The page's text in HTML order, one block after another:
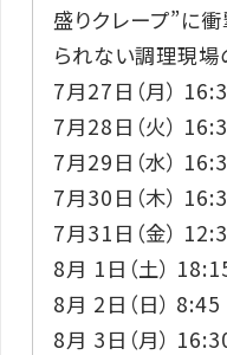
盛りクレープ”に
られない調理現場
7月27日（月）
7月28日（火）
7月29日（水）
7月30日（木）
7月31日（金）
8月 1日（土）
8月 2日（日） 8:45
8月 3日（月）